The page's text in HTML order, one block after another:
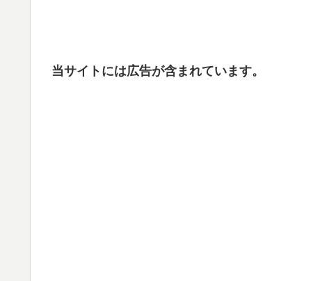
当サイトには広告が含まれています。